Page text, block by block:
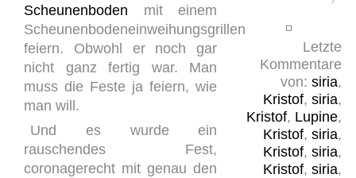
Letzte
Kommentare
von: siria,
Kristof, siria,
Kristof, Lupine,
Kristof, siria,
Kristof, siria,
Kristof, siria,
Scheunenboden mit einem
Scheunenbodeneinweihungsgrillen
feiern. Obwohl er noch gar
nicht ganz fertig war. Man
muss die Feste ja feiern, wie
man will.
Und es wurde ein
rauschendes Fest,
coronagerecht mit genau den